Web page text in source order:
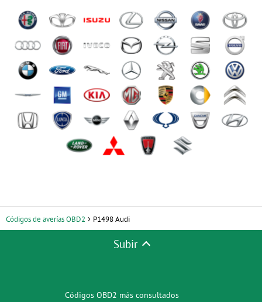
Códigos de averías OBD2 P1498 Audi
Subir
Códigos OBD2 más consultados